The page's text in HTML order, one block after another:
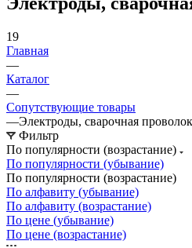
19
Главная
—
Каталог
—
Сопутствующие товары
—Электроды, сварочная
Фильтр
По популярности (возрастание)
По популярности (убывание)
По популярности (возрастание)
По алфавиту (убывание)
По алфавиту (возрастание)
По цене (убывание)
По цене (возрастание)